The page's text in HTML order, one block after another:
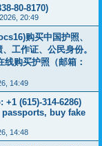
80-8170)
20:49
购买中国护照、
工作证、公民身份。
线购买护照（邮箱：
14:49
(615)-314-6286)
buy fake
14:48